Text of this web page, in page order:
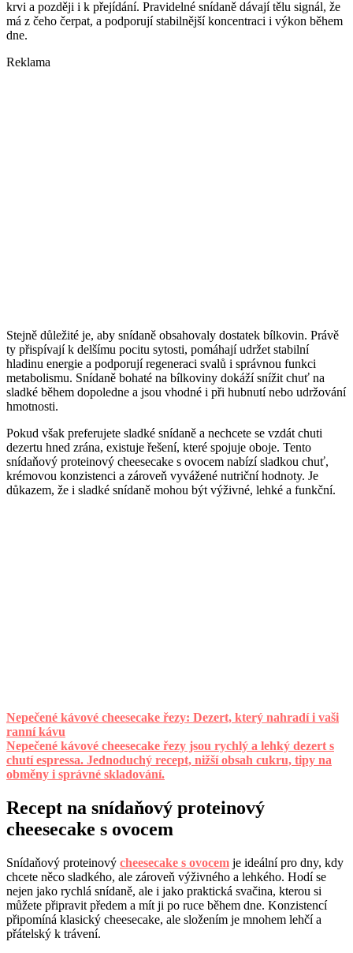
krvi a později i k přejídání. Pravidelné snídaně dávají tělu signál, že
má z čeho čerpat, a podporují stabilnější koncentraci i výkon během
dne.
Reklama
Stejně důležité je, aby snídaně obsahovaly dostatek bílkovin. Právě
ty přispívají k delšímu pocitu sytosti, pomáhají udržet stabilní
hladinu energie a podporují regeneraci svalů i správnou funkci
metabolismu. Snídaně bohaté na bílkoviny dokáží snížit chuť na
sladké během dopoledne a jsou vhodné i při hubnutí nebo udržování
hmotnosti.
Pokud však preferujete sladké snídaně a nechcete se vzdát chuti
dezertu hned zrána, existuje řešení, které spojuje oboje. Tento
snídaňový proteinový cheesecake s ovocem nabízí sladkou chuť,
krémovou konzistenci a zároveň vyvážené nutriční hodnoty. Je
důkazem, že i sladké snídaně mohou být výživné, lehké a funkční.
Nepečené kávové cheesecake řezy: Dezert, který nahradí i vaši
ranní kávu
Nepečené kávové cheesecake řezy jsou rychlý a lehký dezert s
chutí espressa. Jednoduchý recept, nižší obsah cukru, tipy na
obměny i správné skladování.
Recept na snídaňový proteinový
cheesecake s ovocem
Snídaňový proteinový cheesecake s ovocem je ideální pro dny, kdy
chcete něco sladkého, ale zároveň výživného a lehkého. Hodí se
nejen jako rychlá snídaně, ale i jako praktická svačina, kterou si
můžete připravit předem a mít ji po ruce během dne. Konzistencí
připomíná klasický cheesecake, ale složením je mnohem lehčí a
přátelský k trávení.